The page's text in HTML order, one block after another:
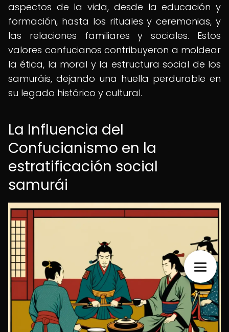
aspectos de la vida, desde la educación y
formación, hasta los rituales y ceremonias, y
las relaciones familiares y sociales. Estos
valores confucianos contribuyeron a moldear
la ética, la moral y la estructura social de los
samuráis, dejando una huella perdurable en
su legado histórico y cultural.
La Influencia del
Confucianismo en la
estratificación social
samurái